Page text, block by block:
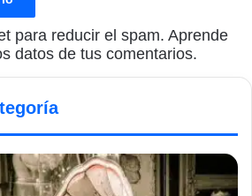
para reducir el spam. Aprende
datos de tus comentarios.